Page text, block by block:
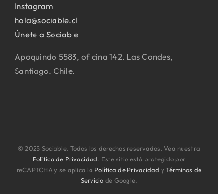
Instagram
hola@sociable.cl
Únete a Sociable
Apoquindo 5583, oficina 142. Las Condes,
Santiago. Chile.
© 2025 Sociable. Todos los derechos reservados. Vea nuestra
Política de Privacidad. Este sitio está protegido por
reCAPTCHA y se aplica la Política de Privacidad yTérminos de
Servicio de Google.